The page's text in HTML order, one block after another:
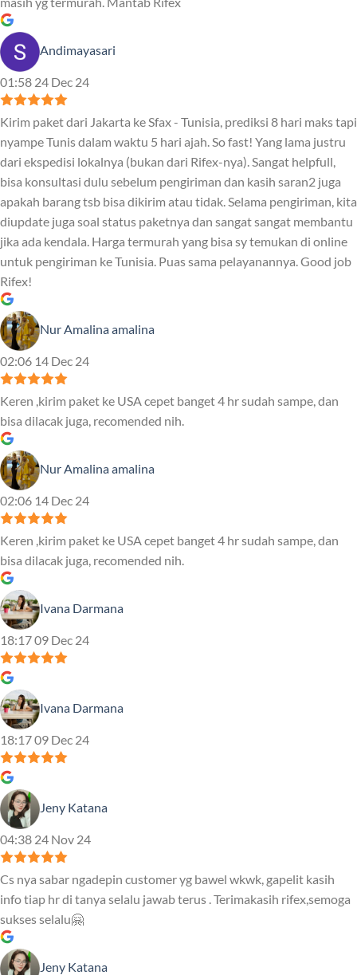
Andimayasari
01:58 24 Dec 24
Kirim paket dari Jakarta ke Sfax - Tunisia, prediksi 8 hari maks tapi
nyampe Tunis dalam waktu 5 hari ajah. So fast! Yang lama justru
dari ekspedisi lokalnya (bukan dari Rifex-nya). Sangat helpfull,
bisa konsultasi dulu sebelum pengiriman dan kasih saran2 juga
apakah barang tsb bisa dikirim atau tidak. Selama pengiriman, kita
diupdate juga soal status paketnya dan sangat sangat membantu
jika ada kendala. Harga termurah yang bisa sy temukan di online
untuk pengiriman ke Tunisia. Puas sama pelayanannya. Good job
Rifex!
Nur Amalina amalina
02:06 14 Dec 24
Keren ,kirim paket ke USA cepet banget 4 hr sudah sampe, dan
bisa dilacak juga, recomended nih.
Nur Amalina amalina
02:06 14 Dec 24
Keren ,kirim paket ke USA cepet banget 4 hr sudah sampe, dan
bisa dilacak juga, recomended nih.
Ivana Darmana
18:17 09 Dec 24
Ivana Darmana
18:17 09 Dec 24
Jeny Katana
04:38 24 Nov 24
Cs nya sabar ngadepin customer yg bawel wkwk, gapelit kasih
info tiap hr di tanya selalu jawab terus . Terimakasih rifex,semoga
sukses selalu🤗
Jeny Katana